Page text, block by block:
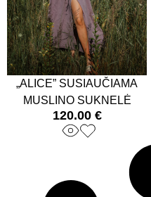
„ALICE” SUSIAUČIAMA
MUSLINO SUKNELĖ
120.00 €